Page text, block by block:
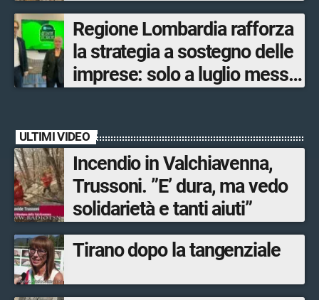
Regione Lombardia rafforza
la strategia a sostegno delle
imprese: solo a luglio messe
ULTIMI VIDEO
Incendio in Valchiavenna,
Trussoni. ”E’ dura, ma vedo
solidarietà e tanti aiuti”
Tirano dopo la tangenziale